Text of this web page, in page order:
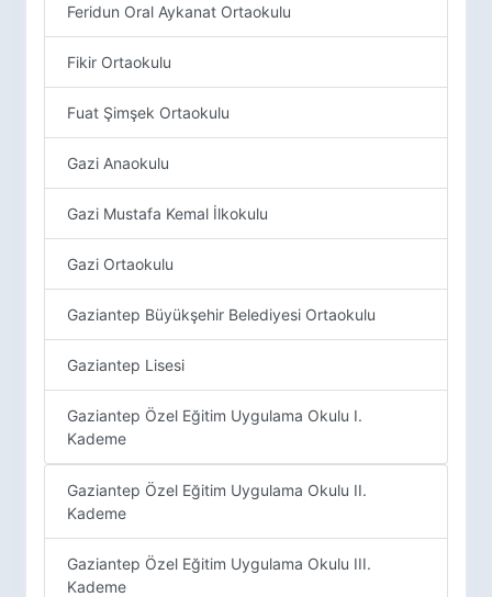
Feridun Oral Aykanat Ortaokulu
Fikir Ortaokulu
Fuat Şimşek Ortaokulu
Gazi Anaokulu
Gazi Mustafa Kemal İlkokulu
Gazi Ortaokulu
Gaziantep Büyükşehir Belediyesi Ortaokulu
Gaziantep Lisesi
Gaziantep Özel Eğitim Uygulama Okulu I.
Kademe
Gaziantep Özel Eğitim Uygulama Okulu II.
Kademe
Gaziantep Özel Eğitim Uygulama Okulu III.
Kademe